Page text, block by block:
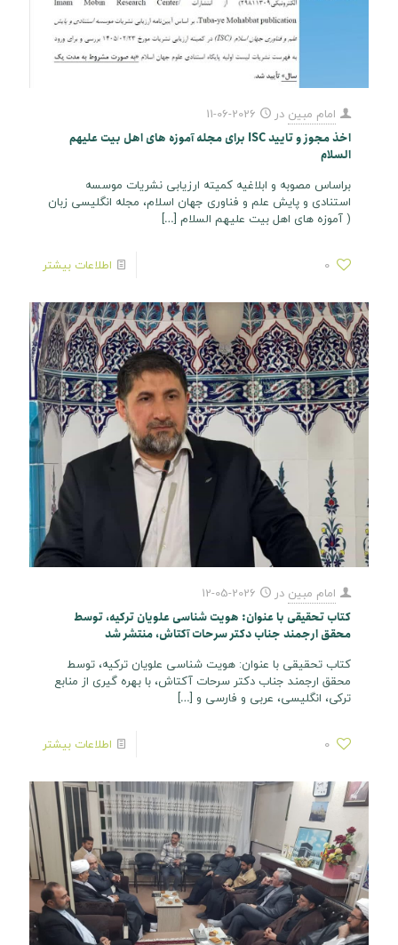
امام مبین در 2026-06-11
اخذ مجوز و تایید ISC برای مجله آموزه های اهل بیت علیهم
السلام
براساس مصوبه و ابلاغیه کمیته ارزیابی نشریات موسسه
استنادی و پایش علم و فناوری جهان اسلام، مجله انگلیسی زبان
( آموزه های اهل بیت علیهم السلام […]
0 اطلاعات بیشتر
امام مبین در 2026-05-12
کتاب تحقیقی با عنوان: هویت شناسی علویان ترکیه، توسط
محقق ارجمند جناب دکتر سرحات آکتاش، منتشر شد
کتاب تحقیقی با عنوان: هویت شناسی علویان ترکیه، توسط
محقق ارجمند جناب دکتر سرحات آکتاش، با بهره گیری از منابع
ترکی، انگلیسی، عربی و فارسی و […]
0 اطلاعات بیشتر